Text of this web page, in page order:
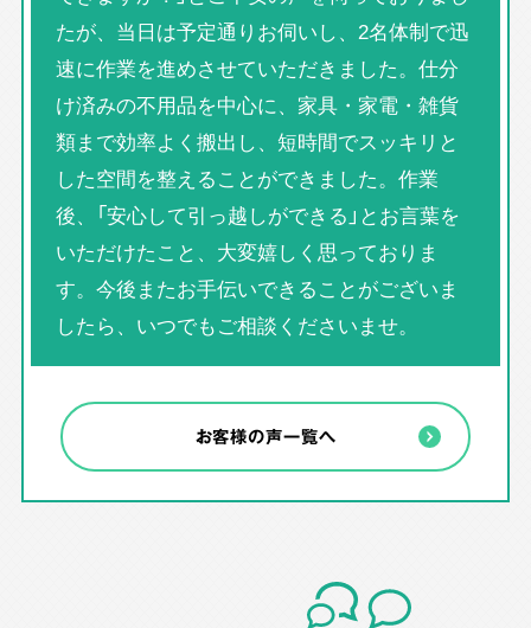
たが、当日は予定通りお伺いし、2名体制で迅
速に作業を進めさせていただきました。仕分
け済みの不用品を中心に、家具・家電・雑貨
類まで効率よく搬出し、短時間でスッキリと
した空間を整えることができました。作業
後、「安心して引っ越しができる」とお言葉を
いただけたこと、大変嬉しく思っておりま
す。今後またお手伝いできることがございま
したら、いつでもご相談くださいませ。
お客様の声一覧へ